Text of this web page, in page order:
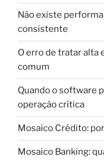
Não existe
consistente
O erro de tratar alta
comum
Quando o software
operação crítica
Mosaico Crédito:
Mosaico Banking: